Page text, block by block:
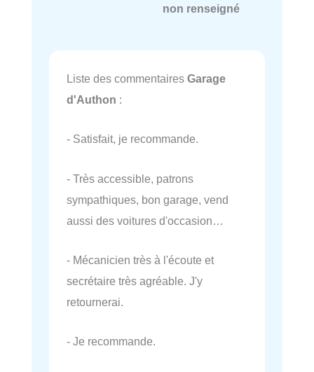
non renseigné
Liste des commentaires Garage
d'Authon :
- Satisfait, je recommande.
- Très accessible, patrons
sympathiques, bon garage, vend
aussi des voitures d'occasion…
- Mécanicien très à l'écoute et
secrétaire très agréable. J'y
retournerai.
- Je recommande.